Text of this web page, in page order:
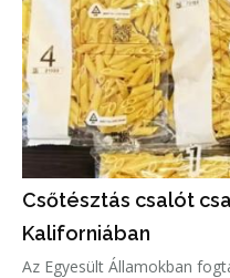
Csőtésztás csalót
Kaliforniában
Az Egyesült Államokban